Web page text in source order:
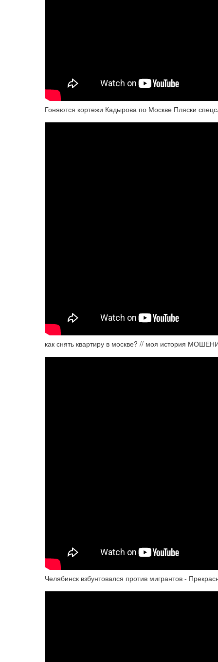
Гоняются кортежи Кадырова по Москве Пляски
как снять квартиру в москве? // моя история
Челябинск взбунтовался против мигрантов -